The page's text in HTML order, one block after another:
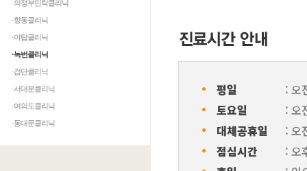
·의정부민락클리닉
·향동클리닉
·야탑클리닉
·녹번클리닉
·검단클리닉
·서대문클리닉
·여의도클리닉
·동대문클리닉
ㆍ 평일 : 오
ㆍ 토요일 : 오
ㆍ 대체공휴일 : 오
ㆍ 점심시간 : 오